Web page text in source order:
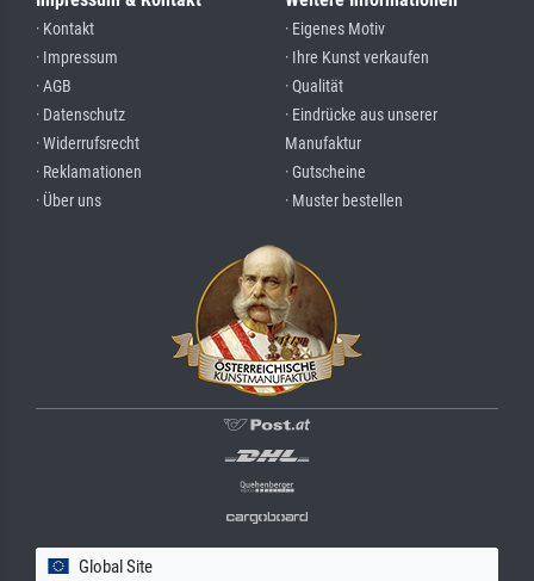
· Kontakt
· Impressum
· AGB
· Datenschutz
· Widerrufsrecht
· Reklamationen
· Über uns
· Eigenes Motiv
· Ihre Kunst verkaufen
· Qualität
· Eindrücke aus unserer
Manufaktur
· Gutscheine
· Muster bestellen
Global Site